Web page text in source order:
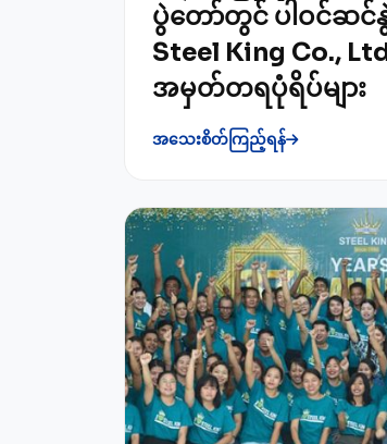
ပွဲတော်တွင် ပါဝင်ဆင်
Steel King Co.,
အမှတ်တရပုံရိပ်များ
အသေးစိတ်ကြည့်ရန်